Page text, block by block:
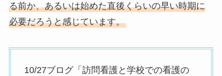
る前か、あるいは始めた直後くらいの早い時期に
必要だろうと感じています。
10/27ブログ「訪問看護と学校での看護の